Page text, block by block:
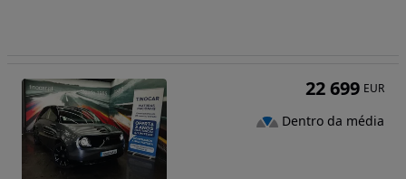
22 699 EUR
Dentro da média